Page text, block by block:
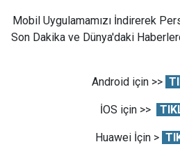
Mobil Uygulamamızı İndirerek
Son Dakika ve Dünya'daki
Android için >>
İOS için >>
Huawei İçin >